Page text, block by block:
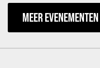
MEER EVENEMENTEN